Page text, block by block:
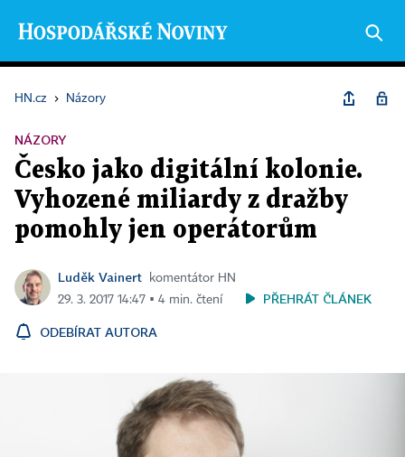
HN.cz › Názory
NÁZORY
Česko jako digitální kolonie.
Vyhozené miliardy z dražby
pomohly jen operátorům
Luděk Vainert
komentátor HN
29. 3. 2017 14:47 ▪ 4 min. čtení
PŘEHRÁT ČLÁNEK
ODEBÍRAT AUTORA